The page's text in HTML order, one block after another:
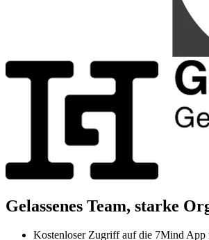
Gelassenes Team, starke
Kostenloser Zugriff auf die 7Mind App